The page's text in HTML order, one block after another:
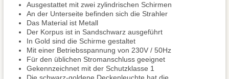
Ausgestattet mit zwei zylindrischen Schirmen
An der Unterseite befinden sich die Strahler
Das Material ist Metall
Der Korpus ist in Sandschwarz ausgeführt
In Gold sind die Schirme gestaltet
Mit einer Betriebsspannung von 230V / 50Hz
Für den üblichen Stromanschluss geeignet
Gekennzeichnet mit der Schutzklasse 1